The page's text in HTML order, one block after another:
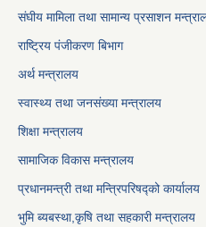
संघीय मामिला तथा सामान्य प्रसाशन
राष्ट्रिय पंजीकरण बिभाग
अर्थ मन्त्रालय
स्वास्थ्य तथा जनसंख्या मन्त्रालय
शिक्षा मन्त्रालय
सामाजिक विकास मन्त्रालय
प्रधानमन्त्री तथा मन्त्रिपरिषद्को कार्यालय
भुमि ब्यबस्था,कृषि तथा सहकारी मन्त्रालय